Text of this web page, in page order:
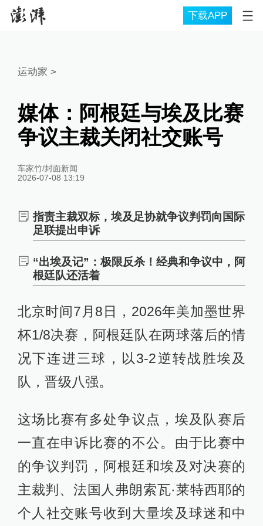
下载APP
运动家 >
媒体：阿根廷与埃及比赛
争议主裁关闭社交账号
车家竹/封面新闻
2026-07-08 13:19
指责主裁双标，埃及足协就争议判罚向国际
足联提出申诉
“出埃及记”：极限反杀！经典和争议中，阿
根廷队还活着
北京时间7月8日，2026年美加墨世界
杯1/8决赛，阿根廷队在两球落后的情
况下连进三球，以3-2逆转战胜埃及
队，晋级八强。
这场比赛有多处争议点，埃及队赛后
一直在申诉比赛的不公。由于比赛中
的争议判罚，阿根廷和埃及对决赛的
主裁判、法国人弗朗索瓦·莱特西耶的
个人社交账号收到大量埃及球迷和中